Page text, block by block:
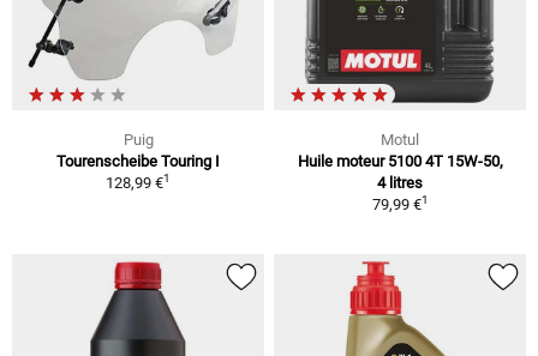
Puig
Tourenscheibe Touring I
128,99 €1
Motul
Huile moteur 5100 4T 15W-50,
4 litres
79,99 €1